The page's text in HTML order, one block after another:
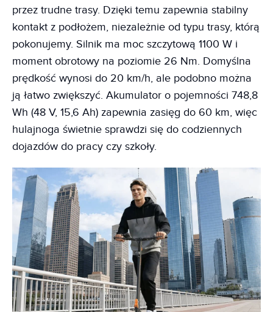
przez trudne trasy. Dzięki temu zapewnia stabilny
kontakt z podłożem, niezależnie od typu trasy, którą
pokonujemy. Silnik ma moc szczytową 1100 W i
moment obrotowy na poziomie 26 Nm. Domyślna
prędkość wynosi do 20 km/h, ale podobno można
ją łatwo zwiększyć. Akumulator o pojemności 748,8
Wh (48 V, 15,6 Ah) zapewnia zasięg do 60 km, więc
hulajnoga świetnie sprawdzi się do codziennych
dojazdów do pracy czy szkoły.